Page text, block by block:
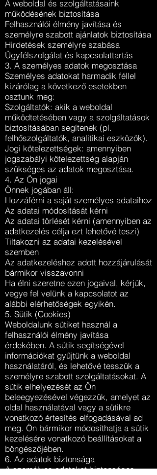
A weboldal és szolgáltatásaink
működésének biztosítása
Felhasználói élmény javítása és
személyre szabott ajánlatok biztosítása
Hirdetések személyre szabása
Ügyfélszolgálat és kapcsolattartás
3. A személyes adatok megosztása
Személyes adatokat harmadik féllel
kizárólag a következő esetekben
osztunk meg:
Szolgáltatók: akik a weboldal
működtetésében vagy a szolgáltatások
biztosításában segítenek (pl.
felhőszolgáltatók, analitikai eszközök).
Jogi kötelezettségek: amennyiben
jogszabályi kötelezettség alapján
szükséges az adatok megosztása.
4. Az Ön jogai
Önnek jogában áll:
Hozzáférni a saját személyes adataihoz
Az adatai módosítását kérni
Az adatai törlését kérni (amennyiben az
adatkezelés célja ezt lehetővé teszi)
Tiltakozni az adatai kezelésével
szemben
Az adatkezeléshez adott hozzájárulását
bármikor visszavonni
Ha élni szeretne ezen jogaival, kérjük,
vegye fel velünk a kapcsolatot az
alábbi elérhetőségek egyikén.
5. Sütik (Cookies)
Weboldalunk sütiket használ a
felhasználói élmény javítása
érdekében. A sütik segítségével
információkat gyűjtünk a weboldal
használatáról, és lehetővé tesszük a
személyre szabott szolgáltatásokat. A
sütik elhelyezését az Ön
beleegyezésével végezzük, amelyet az
oldal használatával vagy a sütikre
vonatkozó értesítés elfogadásával ad
meg. Ön bármikor módosíthatja a sütik
kezelésére vonatkozó beállításokat a
böngészőjében.
6. Az adatok biztonsága
A személyes adatokat biztonságos